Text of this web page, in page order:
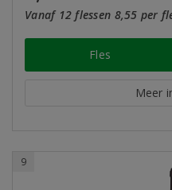
Vanaf 12 flessen 8,55 per
Fles
Meer
9